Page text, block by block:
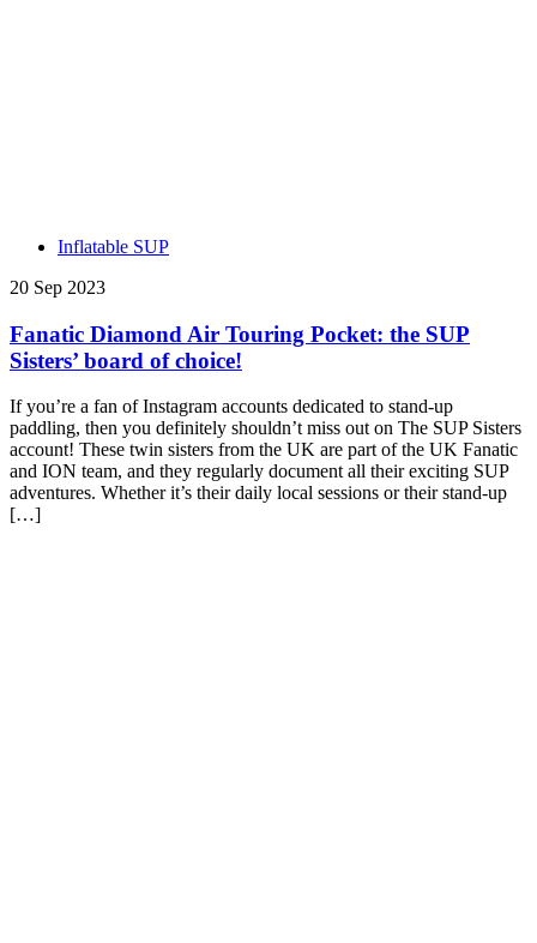
Inflatable SUP
20 Sep 2023
Fanatic Diamond Air Touring Pocket: the SUP
Sisters’ board of choice!
If you’re a fan of Instagram accounts dedicated to stand-up
paddling, then you definitely shouldn’t miss out on The SUP Sisters
account! These twin sisters from the UK are part of the UK Fanatic
and ION team, and they regularly document all their exciting SUP
adventures. Whether it’s their daily local sessions or their stand-up
[…]